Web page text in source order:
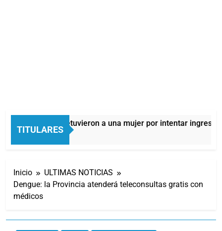
TITULARES
Quilmes: detuvieron a una mujer por intentar ingresar
3 Horas Atrás
Inicio
ULTIMAS NOTICIAS
Dengue: la Provincia atenderá teleconsultas gratis con
médicos